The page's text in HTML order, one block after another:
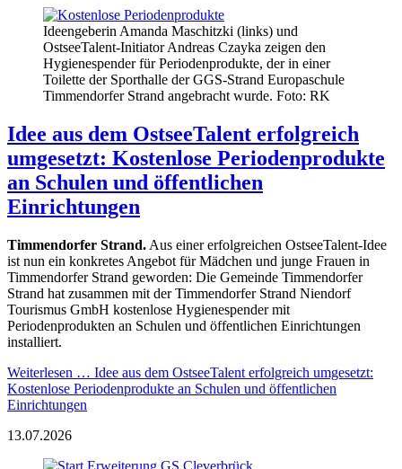
Ideengeberin Amanda Maschitzki (links) und
OstseeTalent-Initiator Andreas Czayka zeigen den
Hygienespender für Periodenprodukte, der in einer
Toilette der Sporthalle der GGS-Strand Europaschule
Timmendorfer Strand angebracht wurde. Foto: RK
Idee aus dem OstseeTalent erfolgreich
umgesetzt: Kostenlose Periodenprodukte
an Schulen und öffentlichen
Einrichtungen
Timmendorfer Strand. Aus einer erfolgreichen OstseeTalent-Idee
ist nun ein konkretes Angebot für Mädchen und junge Frauen in
Timmendorfer Strand geworden: Die Gemeinde Timmendorfer
Strand hat zusammen mit der Timmendorfer Strand Niendorf
Tourismus GmbH kostenlose Hygienespender mit
Periodenprodukten an Schulen und öffentlichen Einrichtungen
installiert.
Weiterlesen … Idee aus dem OstseeTalent erfolgreich umgesetzt:
Kostenlose Periodenprodukte an Schulen und öffentlichen
Einrichtungen
13.07.2026